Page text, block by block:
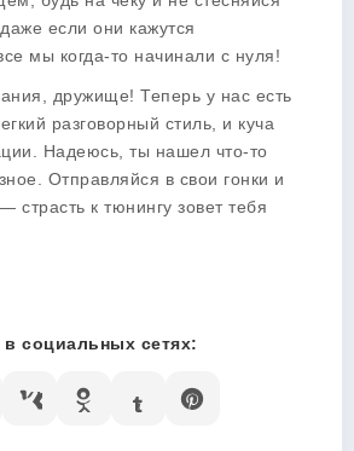
если они кажутся
мы когда-то начинали с нуля!
дружище! Теперь у нас есть
разговорный стиль, и куча
Надеюсь, ты нашел что-то
Отправляйся в свои гонки и
страсть к тюнингу зовет тебя
социальных сетях: